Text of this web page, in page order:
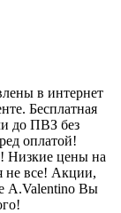
в интернет
Бесплатная
до ПВЗ без
оплатой!
Низкие цены на
не все! Акции,
A.Valentino Вы